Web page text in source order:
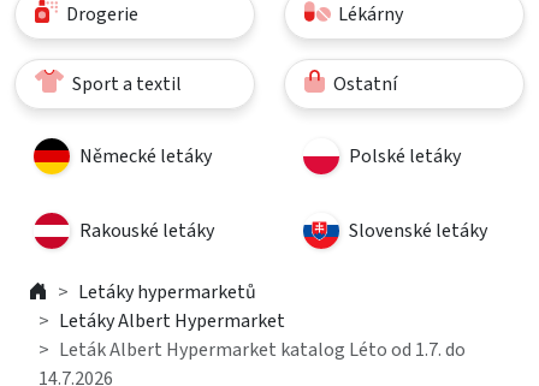
Drogerie Lékárny
Sport a textil Ostatní
Německé letáky Polské letáky
Rakouské letáky Slovenské letáky
Letáky hypermarketů
Letáky Albert Hypermarket
Leták Albert Hypermarket katalog Léto od 1.7. do
14.7.2026